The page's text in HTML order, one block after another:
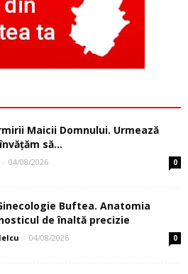
Maicii Domnului. Urmează
să...
- 04/08/2026 0
Buftea. Anatomia
de înaltă precizie
- 04/08/2026 0